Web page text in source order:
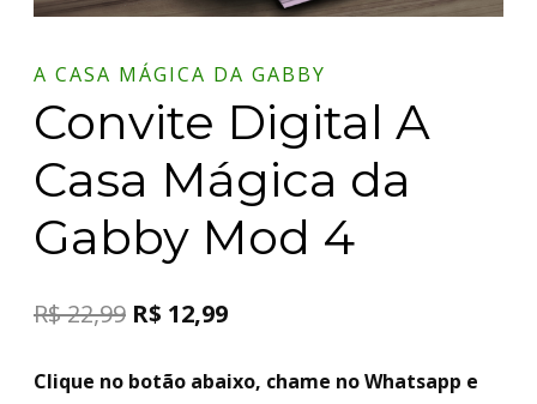
A CASA MÁGICA DA GABBY
Convite Digital A
Casa Mágica da
Gabby Mod 4
R$22,99 R$ 12,99
Clique no botão abaixo, chame no Whatsapp e